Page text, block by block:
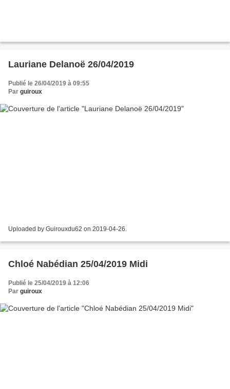
Lauriane Delanoë 26/04/2019
Publié le 26/04/2019 à 09:55
Par guiroux
Uploaded by Guirouxdu62 on 2019-04-26.
Chloé Nabédian 25/04/2019 Midi
Publié le 25/04/2019 à 12:06
Par guiroux